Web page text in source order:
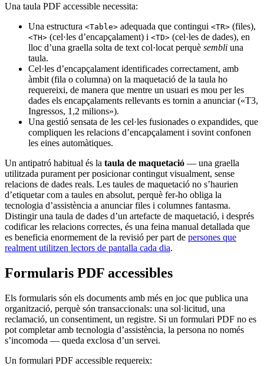
Una taula PDF accessible necessita:
Una estructura <Table> adequada que contingui <TR> (files),
<TH> (cel·les d’encapçalament) i <TD> (cel·les de dades), en
lloc d’una graella solta de text col·locat perquè sembli una
taula.
Cel·les d’encapçalament identificades correctament, amb
àmbit (fila o columna) on la maquetació de la taula ho
requereixi, de manera que mentre un usuari es mou per les
dades els encapçalaments rellevants es tornin a anunciar («T3,
Ingressos, 1,2 milions»).
Una gestió sensata de les cel·les fusionades o expandides, que
compliquen les relacions d’encapçalament i sovint confonen
les eines automàtiques.
Un antipatró habitual és la taula de maquetació — una graella
utilitzada purament per posicionar contingut visualment, sense
relacions de dades reals. Les taules de maquetació no s’haurien
d’etiquetar com a taules en absolut, perquè fer-ho obliga la
tecnologia d’assistència a anunciar files i columnes fantasma.
Distingir una taula de dades d’un artefacte de maquetació, i després
codificar les relacions correctes, és una feina manual detallada que
es beneficia enormement de la revisió per part de persones que
realment utilitzen lectors de pantalla cada dia.
Formularis PDF accessibles
Els formularis són els documents amb més en joc que publica una
organització, perquè són transaccionals: una sol·licitud, una
reclamació, un consentiment, un registre. Si un formulari PDF no es
pot completar amb tecnologia d’assistència, la persona no només
s’incomoda — queda exclosa d’un servei.
Un formulari PDF accessible requereix: